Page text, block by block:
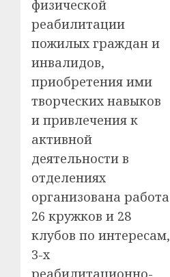
физической
реабилитации
пожилых граждан и
инвалидов,
приобретения ими
творческих навыков
и привлечения к
активной
деятельности в
отделениях
организована работа
26 кружков и 28
клубов по интересам,
3-х
реабилитационно-